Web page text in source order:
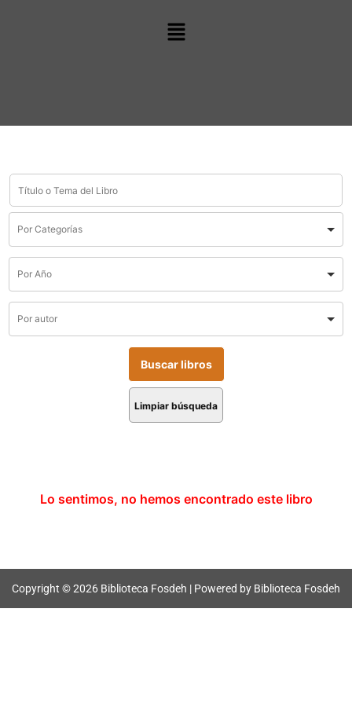
Limpiar búsqueda
Lo sentimos, no hemos encontrado este libro
Copyright © 2026 Biblioteca Fosdeh | Powered by Biblioteca Fosdeh